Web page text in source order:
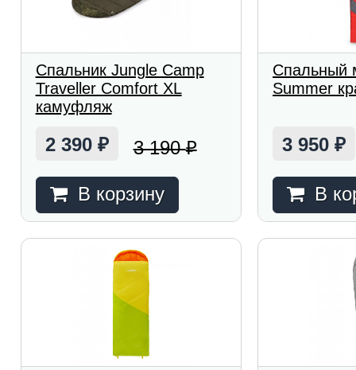
Спальник Jungle Camp
Traveller Comfort XL
камуфляж
2 390 ₽ 3 190₽
В корзину
Спальный
Summer
3 950₽
В